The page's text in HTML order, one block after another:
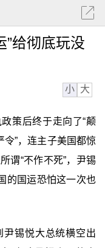
”给彻底玩没
小 大
策后终于走向了“颠
令”，连主子美国都惊
谓“不作不死”，尹锡
的国运恐怕这一次也
尹锡悦大总统横空出